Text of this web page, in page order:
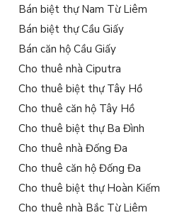
Bán biệt thự Nam Từ Liêm
Bán biệt thự Cầu Giấy
Bán căn hộ Cầu Giấy
Cho thuê nhà Ciputra
Cho thuê biệt thự Tây Hồ
Cho thuê căn hộ Tây Hồ
Cho thuê biệt thự Ba Đình
Cho thuê nhà Đống Đa
Cho thuê căn hộ Đống Đa
Cho thuê biệt thự Hoàn Kiếm
Cho thuê nhà Bắc Từ Liêm